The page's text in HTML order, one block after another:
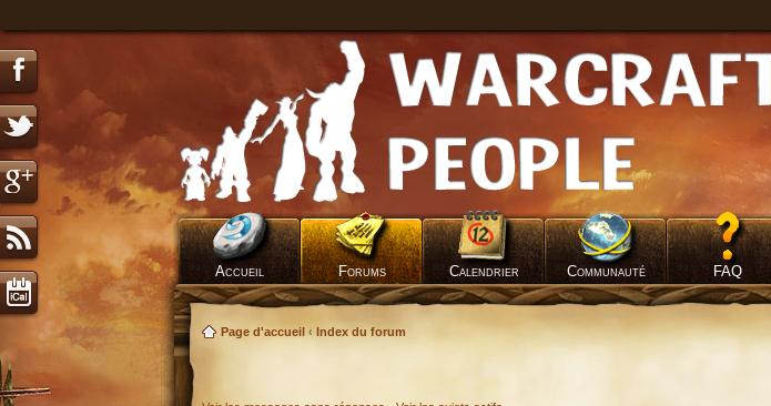
Accueil Forums Calendrier Communauté FAQ
Page d'accueil ‹ Index du forum